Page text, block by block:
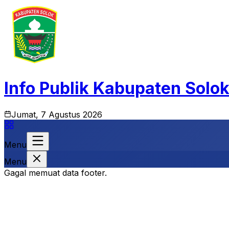
Info Publik Kabupaten Solok
Jumat, 7 Agustus 2026
Menu
Menu
Gagal memuat data footer.